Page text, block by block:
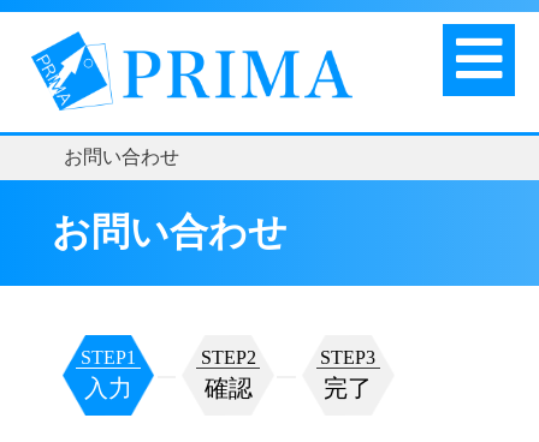
お問い合わせ
お問い合わせ
STEP1
入力
STEP2
確認
STEP3
完了